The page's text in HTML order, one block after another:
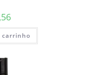
carrinho